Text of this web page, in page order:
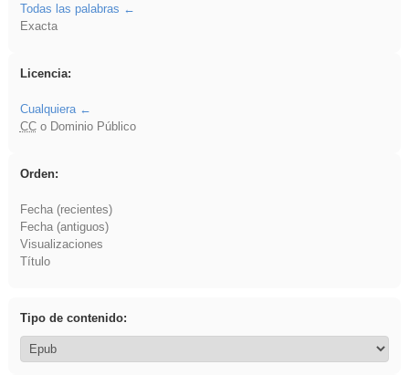
Todas las palabras
Exacta
Licencia:
Cualquiera
CCo Dominio Público
Orden:
Fecha (recientes)
Fecha (antiguos)
Visualizaciones
Título
Tipo de contenido: